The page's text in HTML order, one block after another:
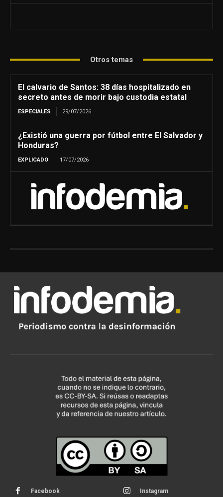
Otros temas
El calvario de Santos: 38 días hospitalizado en
secreto antes de morir bajo custodia estatal
ESPECIALES 29/07/2026
¿Existió una guerra por fútbol entre El Salvador y
Honduras?
EXPLICADO 17/07/2026
Facebook Instagram